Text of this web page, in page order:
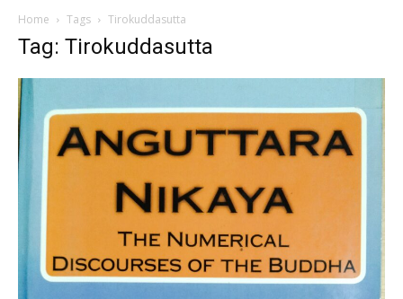
Home Tags Tirokuddasutta
Tag: Tirokuddasutta